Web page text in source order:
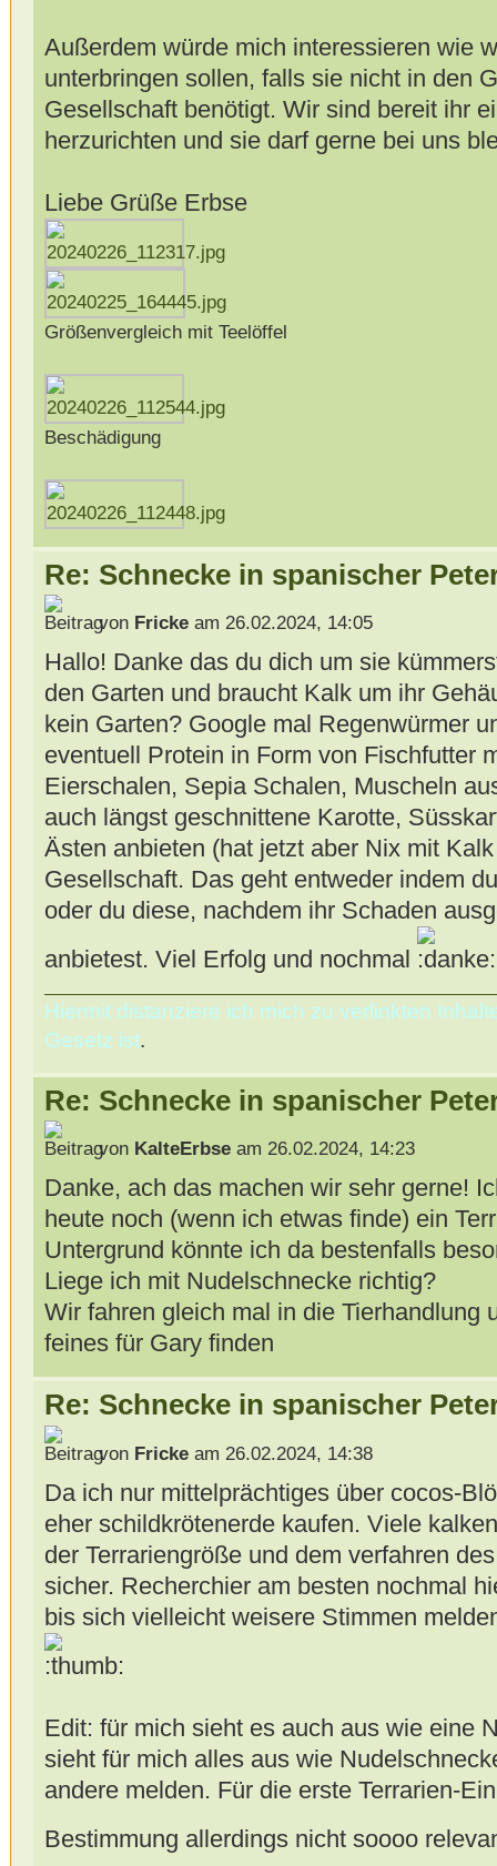
Außerdem würde mich interessieren wie
unterbringen sollen, falls sie nicht in den
Gesellschaft benötigt. Wir sind bereit ihr
herzurichten und sie darf gerne bei uns
Liebe Grüße Erbse
Größenvergleich mit Teelöffel
Beschädigung
Re: Schnecke in spanischer
von Frickeam 26.02.2024, 14:05
Hallo! Danke das du dich um sie
den Garten und braucht Kalk um ihr
kein Garten? Google mal Regenwürmer
eventuell Protein in Form von Fischfutter
Eierschalen, Sepia Schalen, Muscheln
auch längst geschnittene Karotte,
Ästen anbieten (hat jetzt aber Nix mit
Gesellschaft. Das geht entweder indem
oder du diese, nachdem ihr Schaden
anbietest. Viel Erfolg und nochmal
Hiermit distanziere ich mich zu verlinkten
Gesetz ist.
Re: Schnecke in spanischer
von KalteErbseam 26.02.2024, 14:23
Danke, ach das machen wir sehr gerne!
heute noch (wenn ich etwas finde) ein
Untergrund könnte ich da bestenfalls
Liege ich mit Nudelschnecke richtig?
Wir fahren gleich mal in die Tierhandlung
feines für Gary finden
Re: Schnecke in spanischer
von Frickeam 26.02.2024, 14:38
Da ich nur mittelprächtiges über cocos-
eher schildkrötenerde kaufen. Viele
der Terrariengröße und dem verfahren
sicher. Recherchier am besten nochmal
bis sich vielleicht weisere Stimmen
Edit: für mich sieht es auch aus wie eine
sieht für mich alles aus wie
andere melden. Für die erste Terrarien-
Bestimmung allerdings nicht soooo